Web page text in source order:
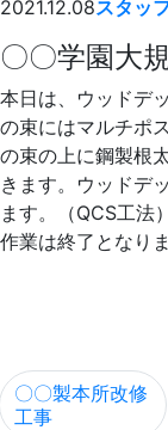
2021.12.08スタッ
〇〇学園大
本日は、ウッドデ
の束にはマルチポ
の束の上に鋼製根
きます。ウッドデ
ます。（QCS工法
作業は終了となりま
〇〇製本所改修
工事